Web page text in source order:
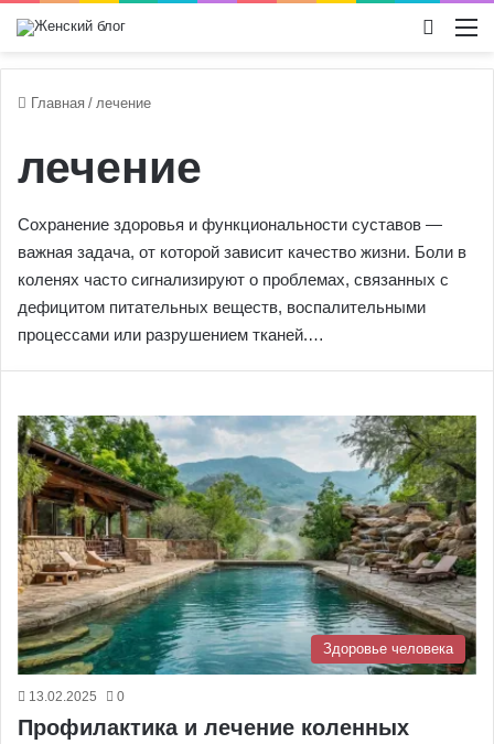
Главная / лечение
лечение
Сохранение здоровья и функциональности суставов —
важная задача, от которой зависит качество жизни. Боли в
коленях часто сигнализируют о проблемах, связанных с
дефицитом питательных веществ, воспалительными
процессами или разрушением тканей.…
Здоровье человека
13.02.2025 0
Профилактика и лечение коленных